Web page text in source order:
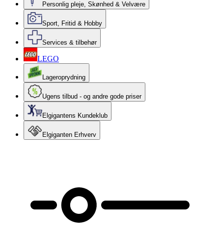
Personlig pleje, Skønhed & Velvære
Sport, Fritid & Hobby
Services & tilbehør
LEGO
Lageroprydning
Ugens tilbud - og andre gode priser
Elgigantens Kundeklub
Elgiganten Erhverv